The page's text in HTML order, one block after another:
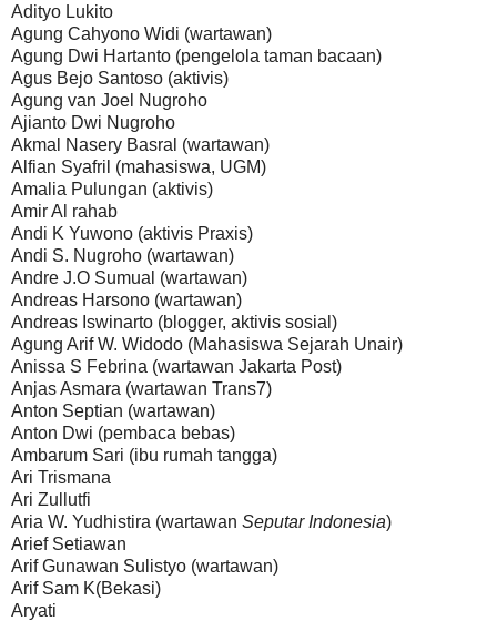
Adityo Lukito
Agung Cahyono Widi (wartawan)
Agung Dwi Hartanto (pengelola taman bacaan)
Agus Bejo Santoso (aktivis)
Agung van Joel Nugroho
Ajianto Dwi Nugroho
Akmal Nasery Basral (wartawan)
Alfian Syafril (mahasiswa, UGM)
Amalia Pulungan (aktivis)
Amir Al rahab
Andi K Yuwono (aktivis Praxis)
Andi S. Nugroho (wartawan)
Andre J.O Sumual (wartawan)
Andreas Harsono (wartawan)
Andreas Iswinarto (blogger, aktivis sosial)
Agung Arif W. Widodo (Mahasiswa Sejarah Unair)
Anissa S Febrina (wartawan Jakarta Post)
Anjas Asmara (wartawan Trans7)
Anton Septian (wartawan)
Anton Dwi (pembaca bebas)
Ambarum Sari (ibu rumah tangga)
Ari Trismana
Ari Zullutfi
Aria W. Yudhistira (wartawan Seputar Indonesia)
Arief Setiawan
Arif Gunawan Sulistyo (wartawan)
Arif Sam K(Bekasi)
Aryati